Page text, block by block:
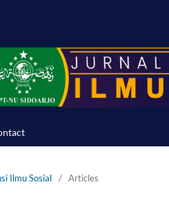
Ilmu Sosial / Articles